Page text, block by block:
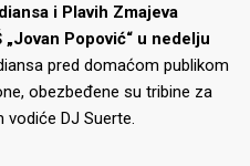
i Plavih Zmajeva
Popović“ u nedelju
pred domaćom publikom
obezbeđene su tribine za
vodiće DJ Suerte.